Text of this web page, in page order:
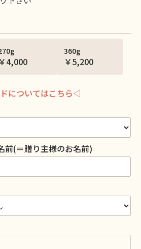
￥4,000
360g
￥5,200
についてはこちら◁
前(＝贈り主様のお名前)